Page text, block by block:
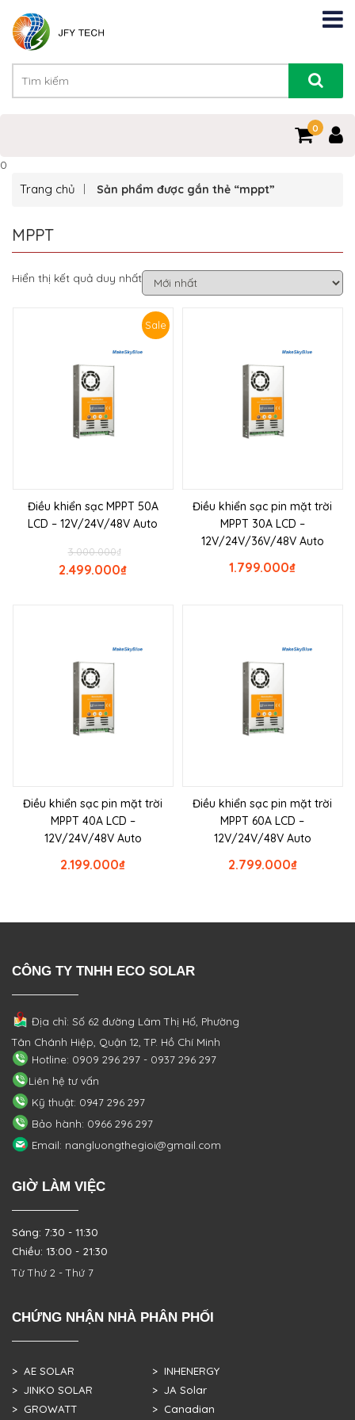
0
0
Trang chủ Sản phẩm được gắn thẻ “mppt”
MPPT
Hiển thị kết quả duy nhất
Sale
Điều khiển sạc MPPT 50A
LCD – 12V/24V/48V Auto
₫
3.000.000
₫
2.499.000
Điều khiển sạc pin mặt trời
MPPT 30A LCD –
12V/24V/36V/48V Auto
₫
1.799.000
Điều khiển sạc pin mặt trời
MPPT 40A LCD –
12V/24V/48V Auto
₫
2.199.000
Điều khiển sạc pin mặt trời
MPPT 60A LCD –
12V/24V/48V Auto
₫
2.799.000
CÔNG TY TNHH ECO SOLAR
Địa chỉ: Số 62 đường Lâm Thị Hố, Phường
Tân Chánh Hiệp, Quận 12, TP. Hồ Chí Minh
Hotline: 0909 296 297 - 0937 296 297
Liên hệ tư vấn
Kỹ thuật: 0947 296 297
Bảo hành: 0966 296 297
Email: nangluongthegioi@gmail.com
GIỜ LÀM VIỆC
Sáng: 7:30 - 11:30
Chiều: 13:00 - 21:30
Từ Thứ 2 - Thứ 7
CHỨNG NHẬN NHÀ PHÂN PHỐI
> AE SOLAR
> JINKO SOLAR
> GROWATT
> INHENERGY
> JA Solar
> Canadian